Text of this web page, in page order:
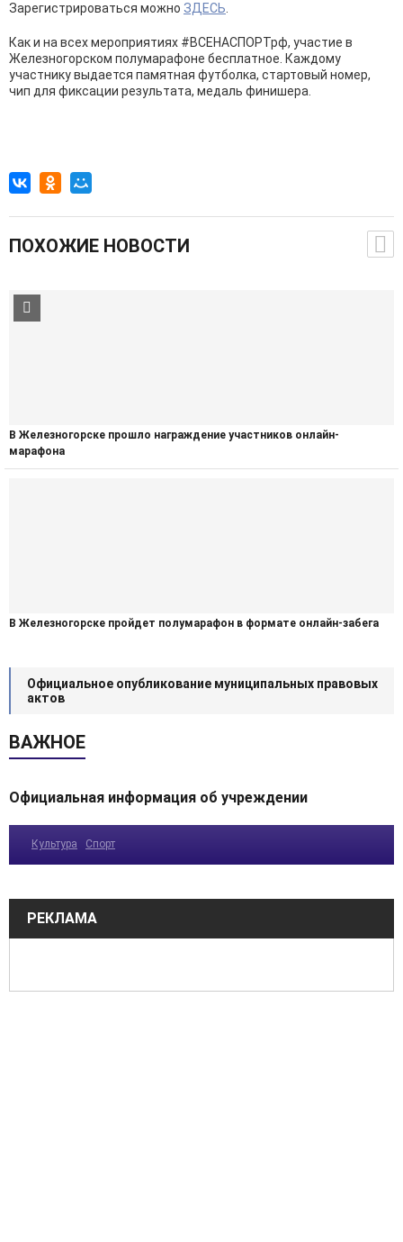
Зарегистрироваться можно ЗДЕСЬ
Как и на всех мероприятиях #ВСЕНАСПОРТрф, участие в
Железногорском полумарафоне бесплатное. Каждому
участнику выдается памятная футболка, стартовый номер,
чип для фиксации результата, медаль финишера.
ПОХОЖИЕ НОВОСТИ
В Железногорске прошло награждение участников онлайн-
марафона
В Железногорске пройдет полумарафон в формате онлайн-забега
Официальное опубликование муниципальных правовых
актов
ВАЖНОЕ
Официальная информация об учреждении
Культура Спорт
РЕКЛАМА